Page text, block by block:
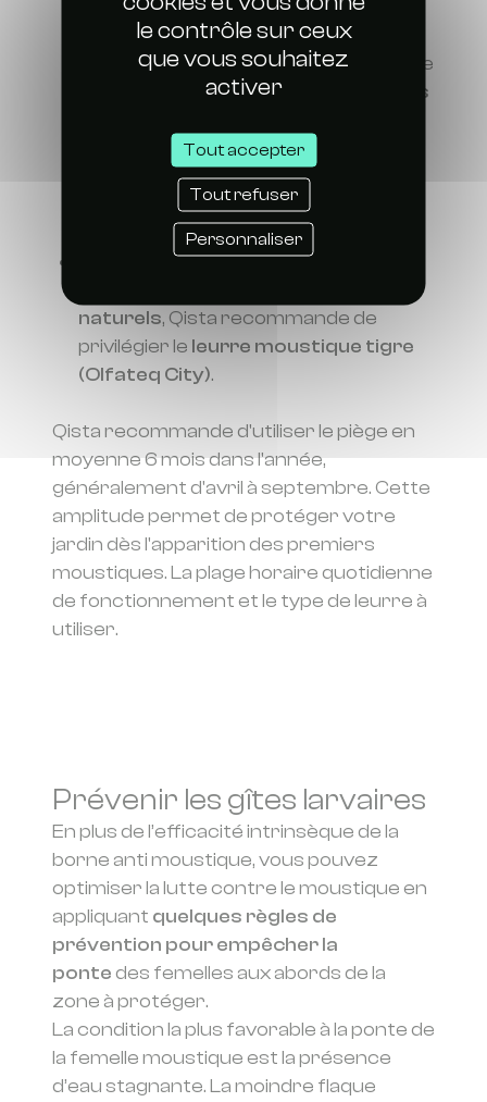
le contrôle sur ceux
que vous souhaitez
activer
Tout accepter
Tout refuser
Personnaliser
soirée.
Il est particulièrement adapté aux
environnements où les moustiques se
développent dans des
gîtes larvaires
les amas de feuilles, les zones
humides, les étangs ou autres points
d’eau naturels.
Si votre environnement combine à la
naturels, Qista recommande de
privilégier le leurre moustique tigre
(Olfateq City).
Qista recommande d'utiliser le piège en
moyenne 6 mois dans l'année,
généralement d'avril à septembre. Cette
amplitude permet de protéger votre
jardin dès l'apparition des premiers
moustiques. La plage horaire quotidienne
de fonctionnement et le type de leurre à
utiliser.
Prévenir les gîtes larvaires
En plus de l’efficacité intrinsèque de la
borne anti moustique, vous pouvez
optimiser la lutte contre le moustique en
appliquant quelques règles de
prévention pour empêcher la
pontedes femelles aux abords de la
zone à protéger.
La condition la plus favorable à la ponte de
la femelle moustique est la présence
d’eau stagnante. La moindre flaque